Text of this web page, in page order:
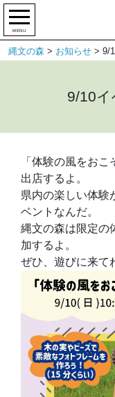
MENU
縄文の森 > お知らせ > 9/
9/10イ
「体験の風をお
出店するよ。
県内の楽しい体験
ベントなんだ。
縄文の森は限定の
加するよ。
ぜひ、遊びに来て